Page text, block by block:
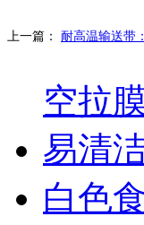
上一篇： 耐高温输送带
空拉
易清
白色